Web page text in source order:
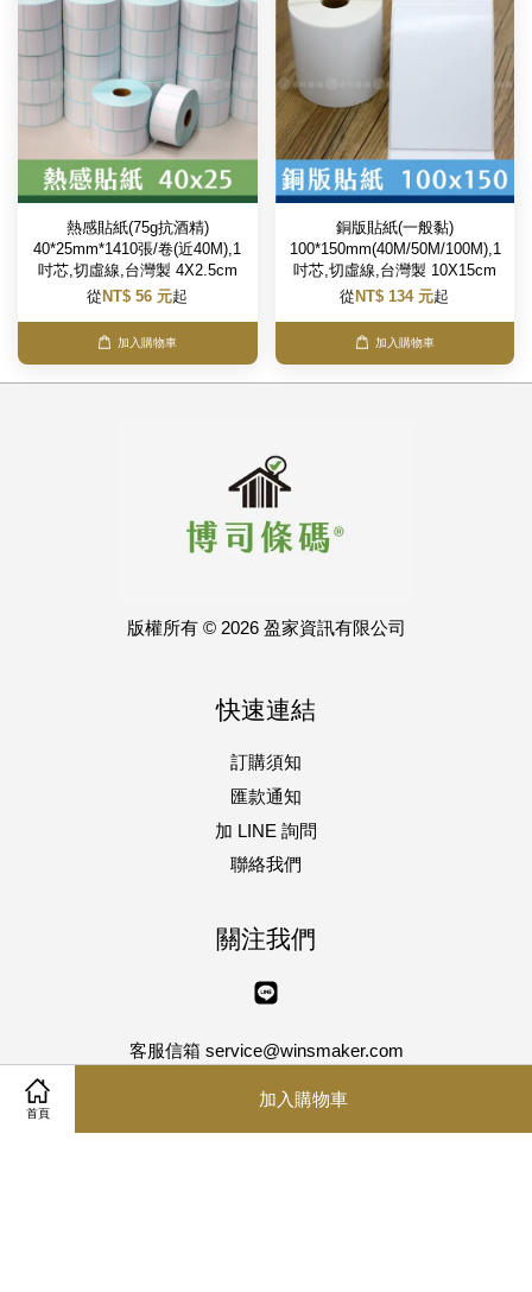
首頁
加入購物車
熱感貼紙(75g抗酒精)
40*25mm*1410張/卷(近40M),1
吋芯,切虛線,台灣製 4X2.5cm
從 NT$ 56 元起
加入購物車
銅版貼紙(一般黏)
100*150mm(40M/50M/100M),1
吋芯,切虛線,台灣製 10X15cm
從 NT$ 134 元起
加入購物車
版權所有 © 2026 盈家資訊有限公司
快速連結
訂購須知
匯款通知
加 LINE 詢問
聯絡我們
關注我們
客服信箱 service@winsmaker.com
星期一 ~ 星期五 | AM10:00~PM5:00